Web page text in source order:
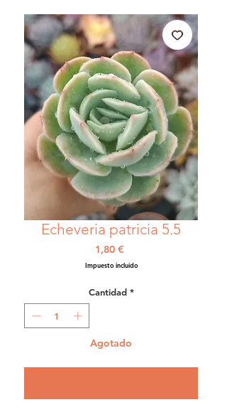
Echeveria patricia 5.5
1,80 €Precio
Impuesto incluido
Cantidad *
Agotado